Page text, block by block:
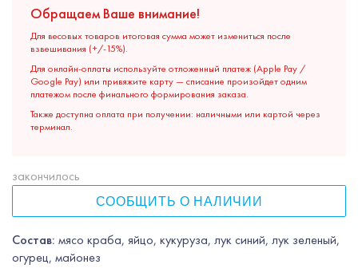
Обращаем Ваше внимание!
Для весовых товаров итоговая сумма может измениться после
взвешивания (+/-15%).
Для онлайн-оплаты используйте отложенный платеж (Apple Pay /
Google Pay) или привяжите карту — списание произойдет одним
платежом после финального формирования заказа.
Также доступна оплата при получении: наличными или картой через
терминал.
Состав: мясо краба, яйцо, кукуруза, лук синий, лук зеленый,
огурец, майонез
закончилось
СООБЩИТЬ О НАЛИЧИИ